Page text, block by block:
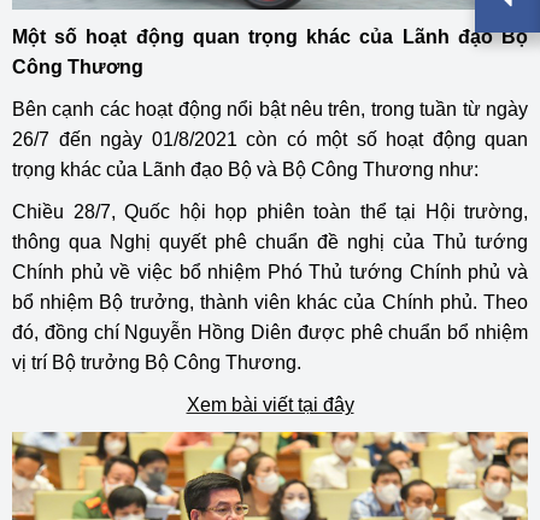
Một số hoạt động quan trọng khác của Lãnh đạo Bộ
Công Thương
Bên cạnh các hoạt động nổi bật nêu trên, trong tuần từ ngày
26/7 đến ngày 01/8/2021 còn có một số hoạt động quan
trọng khác của Lãnh đạo Bộ và Bộ Công Thương như:
Chiều 28/7, Quốc hội họp phiên toàn thể tại Hội trường,
thông qua Nghị quyết phê chuẩn đề nghị của Thủ tướng
Chính phủ về việc bổ nhiệm Phó Thủ tướng Chính phủ và
bổ nhiệm Bộ trưởng, thành viên khác của Chính phủ. Theo
đó, đồng chí Nguyễn Hồng Diên được phê chuẩn bổ nhiệm
vị trí Bộ trưởng Bộ Công Thương.
Xem bài viết tại đây